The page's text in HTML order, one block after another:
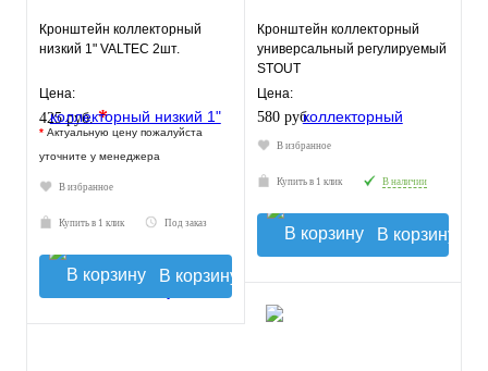
Кронштейн коллекторный
низкий 1" VALTEC 2шт.
Цена:
425 руб.*
* Актуальную цену пожалуйста
уточните у менеджера
В избранное
Купить в 1 клик Под заказ
В корзину
Кронштейн коллекторный
универсальный регулируемый
STOUT
Цена:
580 руб.
В избранное
Купить в 1 клик В наличии
В корзину